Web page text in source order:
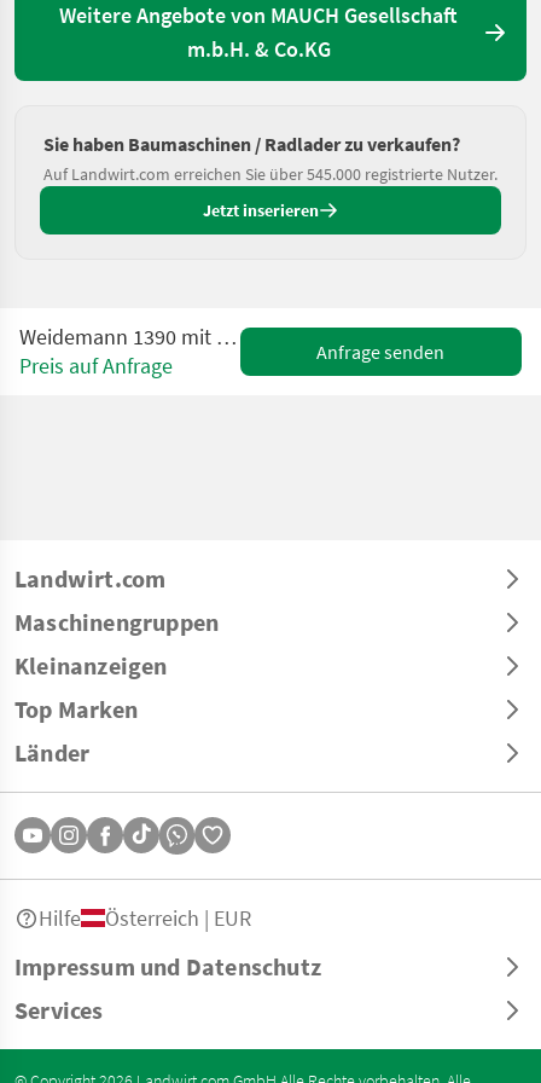
Weitere Angebote von MAUCH Gesellschaft
m.b.H. & Co.KG
Sie haben Baumaschinen / Radlader zu verkaufen?
Auf Landwirt.com erreichen Sie über 545.000 registrierte Nutzer.
Jetzt inserieren
Weidemann 1390 mit niedrigem Vorderwagen
Preis auf Anfrage
Anfrage senden
Landwirt.com
Maschinengruppen
Kleinanzeigen
Top Marken
Länder
Impressum und Datenschutz
Services
Hilfe Österreich | EUR